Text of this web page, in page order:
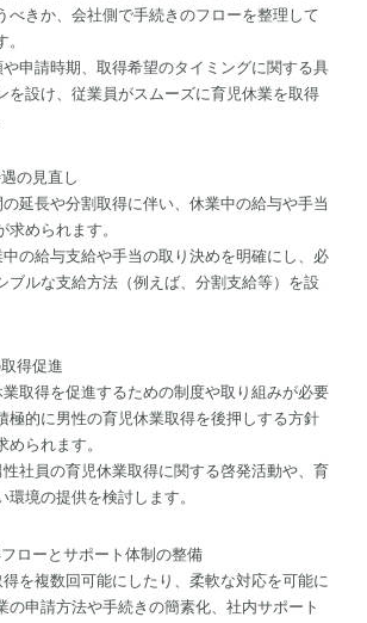
べきか、会社側で手続きのフローを整理して
申請時期、取得希望のタイミングに関する具
を設け、従業員がスムーズに育児休業を取得
の見直し
延長や分割取得に伴い、休業中の給与や手当
求められます。
の給与支給や手当の取り決めを明確にし、必
ブルな支給方法（例えば、分割支給等）を設
得促進
取得を促進するための制度や取り組みが必要
極的に男性の育児休業取得を後押しする方針
められます。
社員の育児休業取得に関する啓発活動や、育
環境の提供を検討します。
ローとサポート体制の整備
を複数回可能にしたり、柔軟な対応を可能に
の申請方法や手続きの簡素化、社内サポート